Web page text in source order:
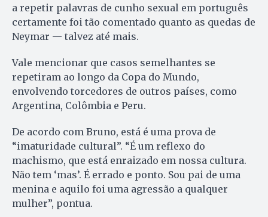
a repetir palavras de cunho sexual em português
certamente foi tão comentado quanto as quedas de
Neymar — talvez até mais.
Vale mencionar que casos semelhantes se
repetiram ao longo da Copa do Mundo,
envolvendo torcedores de outros países, como
Argentina, Colômbia e Peru.
De acordo com Bruno, está é uma prova de
“imaturidade cultural”. “É um reflexo do
machismo, que está enraizado em nossa cultura.
Não tem ‘mas’. É errado e ponto. Sou pai de uma
menina e aquilo foi uma agressão a qualquer
mulher”, pontua.